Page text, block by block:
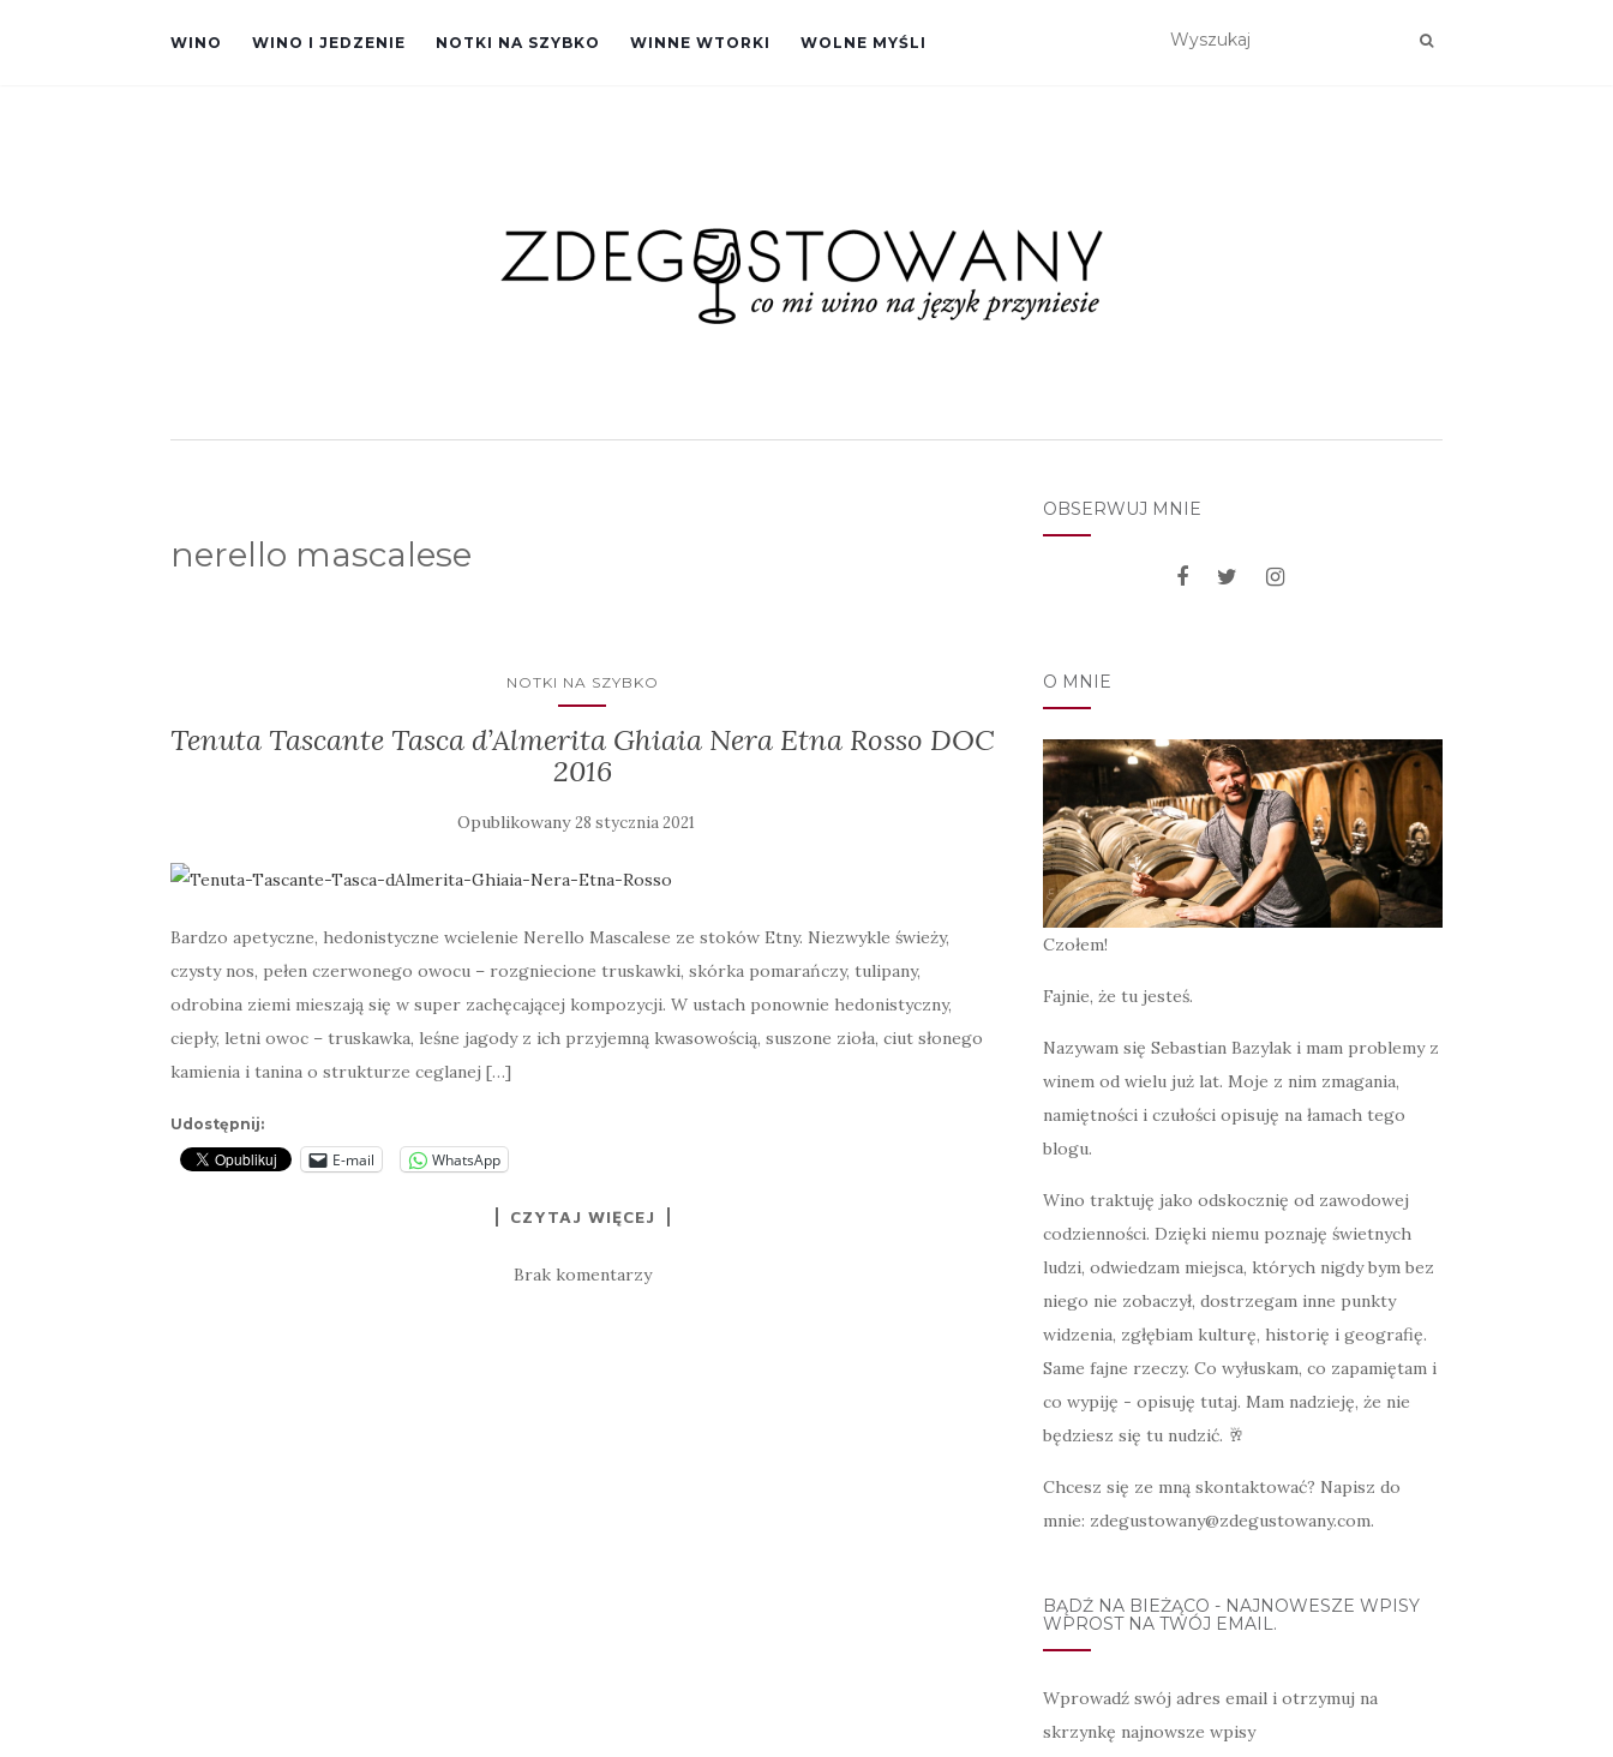
WINO WINO I JEDZENIE NOTKI NA SZYBKO WINNE WTORKI WOLNE MYŚLI
nerello mascalese
NOTKI NA SZYBKO
Tenuta Tascante Tasca d’Almerita Ghiaia Nera Etna Rosso DOC
2016
Opublikowany28 stycznia 2021
Bardzo apetyczne, hedonistyczne wcielenie Nerello Mascalese ze stoków Etny. Niezwykle świeży,
czysty nos, pełen czerwonego owocu – rozgniecione truskawki, skórka pomarańczy, tulipany,
odrobina ziemi mieszają się w super zachęcającej kompozycji. W ustach ponownie hedonistyczny,
ciepły, letni owoc – truskawka, leśne jagody z ich przyjemną kwasowością, suszone zioła, ciut słonego
kamienia i tanina o strukturze ceglanej […]
Udostępnij:
E-mail WhatsApp
CZYTAJ WIĘCEJ
Brak komentarzy
OBSERWUJ MNIE
O MNIE
Czołem!
Fajnie, że tu jesteś.
Nazywam się Sebastian Bazylak i mam problemy z
winem od wielu już lat. Moje z nim zmagania,
namiętności i czułości opisuję na łamach tego
blogu.
Wino traktuję jako odskocznię od zawodowej
codzienności. Dzięki niemu poznaję świetnych
ludzi, odwiedzam miejsca, których nigdy bym bez
niego nie zobaczył, dostrzegam inne punkty
widzenia, zgłębiam kulturę, historię i geografię.
Same fajne rzeczy. Co wyłuskam, co zapamiętam i
co wypiję - opisuję tutaj. Mam nadzieję, że nie
będziesz się tu nudzić. 🥂
Chcesz się ze mną skontaktować? Napisz do
mnie: zdegustowany@zdegustowany.com.
BĄDŹ NA BIEŻĄCO - NAJNOWESZE WPISY
WPROST NA TWÓJ EMAIL.
Wprowadź swój adres email i otrzymuj na
skrzynkę najnowsze wpisy